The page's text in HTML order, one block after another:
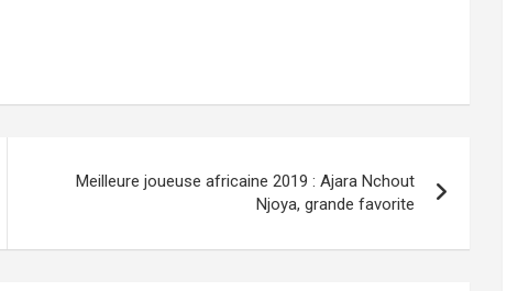
Meilleure joueuse africaine 2019 : Ajara Nchout
Njoya, grande favorite